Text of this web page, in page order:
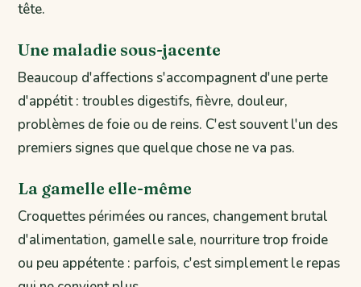
tête.
Une maladie sous-jacente
Beaucoup d'affections s'accompagnent d'une perte
d'appétit : troubles digestifs, fièvre, douleur,
problèmes de foie ou de reins. C'est souvent l'un des
premiers signes que quelque chose ne va pas.
La gamelle elle-même
Croquettes périmées ou rances, changement brutal
d'alimentation, gamelle sale, nourriture trop froide
ou peu appétente : parfois, c'est simplement le repas